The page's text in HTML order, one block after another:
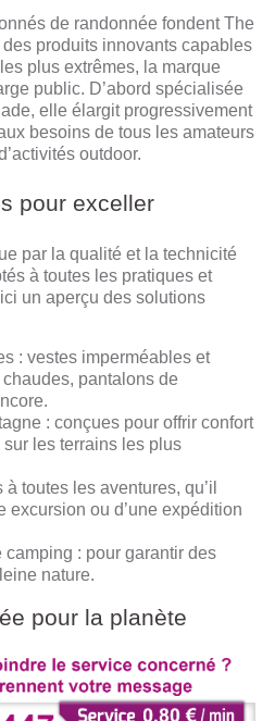
de randonnée fondent The
produits innovants capables
plus extrêmes, la marque
public. D’abord spécialisée
elle élargit progressivement
besoins de tous les amateurs
outdoor.
pour exceller
par la qualité et la technicité
à toutes les pratiques et
un aperçu des solutions
: vestes imperméables et
pantalons de
: conçues pour offrir confort
les terrains les plus
toutes les aventures, qu’il
excursion ou d’une expédition
camping : pour garantir des
nature.
pour la planète